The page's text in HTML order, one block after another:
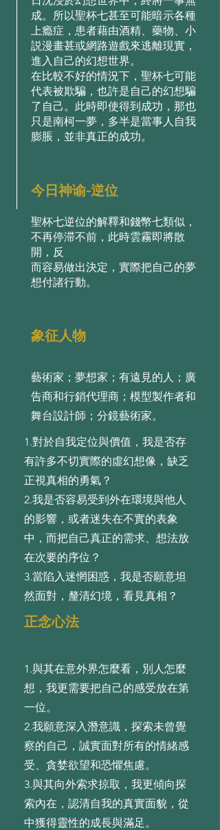
成。所以聖杯七甚⾄可能暗⽰各種
上瘾症，患者藉由酒精、藥物、⼩
説漫畫甚或網路遊戲來逃離現實，
進⼊⾃⼰的幻想世界。
在⽐較不好的情況下，聖杯七可能
代表被欺騙，也許是⾃⼰的幻想騙
了⾃⼰。此時即使得到成功，那也
只是南柯⼀夢，多半是當事⼈⾃我
膨脹，並⾮真正的成功。
今日神谕-逆位
聖杯七逆位的解釋和錢幣七類似，
不再停滞不前，此時雲霧即將散
開，反
⽽容易做出決定，實際把⾃⼰的夢
想付諸⾏動。
象征人物
藝術家；夢想家；有遠見的人；廣
告商和行銷代理商；模型製作者和
舞台設計師；分鏡藝術家。
1.對於⾃我定位與價值，我是否存
有許多不切實際的虛幻想像，缺乏
正視真相的勇氣？
2.我是否容易受到外在環境與他⼈
的影響，或者迷失在不實的表象
中，⽽把⾃⼰真正的需求、想法放
在次要的序位？
3.當陷⼊迷惘困惑，我是否願意坦
然⾯對，釐清幻境，看⾒真相？
正念心法
1.與其在意外界怎麼看，別⼈怎麼
想，我更需要把⾃⼰的感受放在第
⼀位。
2.我願意深⼊潛意識，探索未曾覺
察的⾃⼰，誠實⾯對所有的情緒感
受、貪婪欲望和恐懼焦慮。
3.與其向外索求掠取，我更傾向探
索內在，認清⾃我的真實⾯貌，從
中獲得靈性的成⻑與滿⾜。